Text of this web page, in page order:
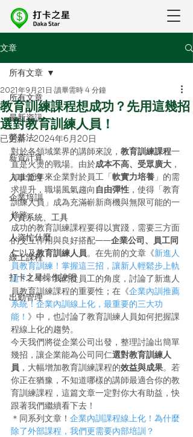
文章
所有文章
最新資訊
勞基法
薪資計算
人事管理
企業培訓
人資系統、工具
人資忙什麼
線上課程
打卡之星操作說明
出勤管理
所有文章
教育訓練課程想成功？先用這幾招
選對教育訓練人員！
2021年9月21日 讀畢需時 4 分鐘
已更新：2024年6月20日
對於各領域業界的講師來說， 教育訓練課程一
直是火燙的戰場。由於成本不高、受眾廣大 ，
加上近年來企業對於員工「軟實力培養 」的需
求提升，職場風氣趨向 自由彈性 ，使得「教育
訓練人員」成為充滿嶄新商機與無限可能的一
條路。
成功的教育訓練課程要得以實踐，需要三方面
的交互作用與良好搭配——企業公司、員工同
仁以及教育訓練人員。在先前的文章《新進人
員教育訓練！掌握這三招，讓新人輕鬆步上軌
道！》中，我們從員工的角度，討論了新進人
員教育訓練課程的重要性；在《企業內訓推薦
系統！企業內訓線上化，最重要的三大功
能！ 》中，也討論了教育訓練人員如何把握課
程線上化的趨勢。
今天我們將從企業公司出發，整理討論出簡單
幾招，讓企業能為公司同仁選對教育訓練人
員 ，大幅增加教育訓練課程的效益與成果。若
你正在猶豫，不知道哪樣的講師最適合你的教
育訓練課程，這篇文章一定對你大有助益，快
跟著我們繼續看下去！
＊同系列文章！ 企業內訓課程線上化！為什麼
除了外部課程，我們更需要內部培訓？